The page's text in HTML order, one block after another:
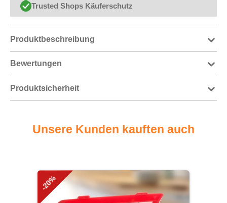
Trusted Shops Käuferschutz
Produktbeschreibung
Bewertungen
Produktsicherheit
Unsere Kunden kauften auch
Produktgalerie überspringen
-20%